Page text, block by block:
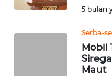
5 bulan
Serba-
Mobil
Maut
SUMUT